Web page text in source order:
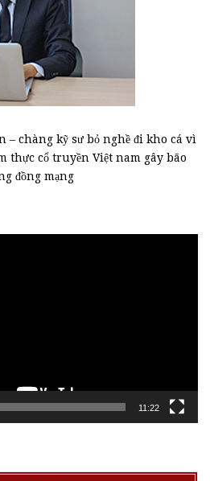
– chàng kỹ sư bỏ nghề đi kho cá vì
thực cổ truyền Việt nam gây bão
đồng mạng
11:22